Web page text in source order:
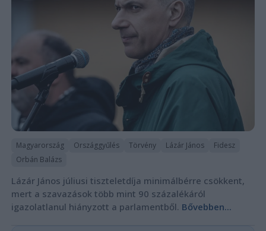
Magyarország Országgyűlés Törvény Lázár János
Fidesz
Orbán Balázs
Lázár János júliusi tiszteletdíja minimálbérre csökkent,
mert a szavazások több mint 90 százalékáról
igazolatlanul hiányzott a parlamentből. Bővebben...